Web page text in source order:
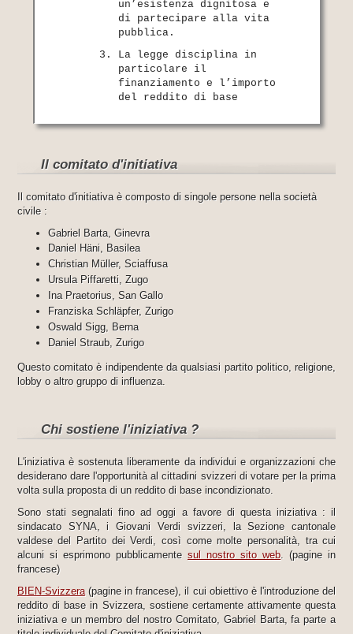
un’esistenza dignitosa e
di partecipare alla vita
pubblica.
La legge disciplina in
particolare il
finanziamento e l’importo
del reddito di base
Il comitato d'initiativa
Il comitato d'initiativa è composto di singole persone nella società
civile :
Gabriel Barta, Ginevra
Daniel Häni, Basilea
Christian Müller, Sciaffusa
Ursula Piffaretti, Zugo
Ina Praetorius, San Gallo
Franziska Schläpfer, Zurigo
Oswald Sigg, Berna
Daniel Straub, Zurigo
Questo comitato è indipendente da qualsiasi partito politico, religione,
lobby o altro gruppo di influenza.
Chi sostiene l'iniziativa ?
L'iniziativa è sostenuta liberamente da individui e organizzazioni che
desiderano dare l'opportunità al cittadini svizzeri di votare per la prima
volta sulla proposta di un reddito di base incondizionato.
Sono stati segnalati fino ad oggi a favore di questa iniziativa : il
sindacato SYNA, i Giovani Verdi svizzeri, la Sezione cantonale
valdese del Partito dei Verdi, così come molte personalità, tra cui
alcuni si esprimono pubblicamente sul nostro sito web. (pagine in
francese)
BIEN-Svizzera(pagine in francese), il cui obiettivo è l'introduzione del
reddito di base in Svizzera, sostiene certamente attivamente questa
iniziativa e un membro del nostro Comitato, Gabriel Barta, fa parte a